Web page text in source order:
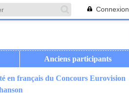
Connexion
Anciens participants
en français du Concours Eurovision